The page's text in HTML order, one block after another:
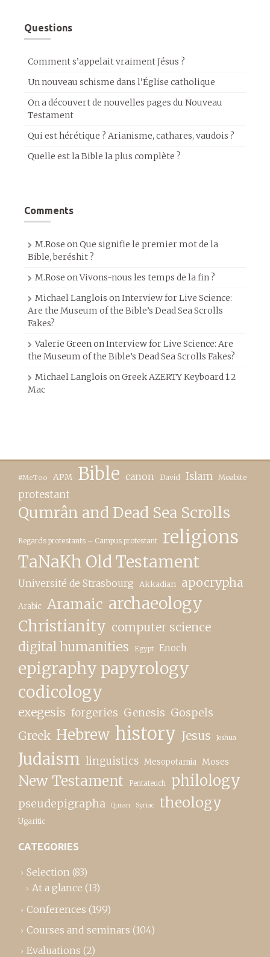
Questions
Comment s’appelait vraiment Jésus ?
Un nouveau schisme dans l’Église catholique
On a découvert de nouvelles pages du Nouveau
Testament
Qui est hérétique ? Arianisme, cathares, vaudois ?
Quelle est la Bible la plus complète ?
Comments
M.Rose onQue signifie le premier mot de la
Bible, beréshit ?
M.Rose onVivons-nous les temps de la fin ?
Michael Langlois onInterview for Live Science:
Are the Museum of the Bible’s Dead Sea Scrolls
Fakes?
Valerie GreenonInterview for Live Science: Are
the Museum of the Bible’s Dead Sea Scrolls Fakes?
Michael Langlois onGreek AZERTY Keyboard 1.2
Mac
#MeToo APM Bible canon David Islam Moabite
protestant
Qumrân and Dead Sea Scrolls
Regards protestants – Campus protestant religions
TaNaKh Old Testament
Université de Strasbourg Akkadian apocrypha
Arabic Aramaic archaeology
Christianity computer science
digital humanities Egypt Enoch
epigraphy papyrology
codicology
exegesis forgeries Genesis Gospels
Greek Hebrew history Jesus Joshua
Judaism linguistics Mesopotamia Moses
New Testament Pentateuch philology
pseudepigrapha Quran Syriac theology
Ugaritic
CATEGORIES
Selection (83)
At a glance (13)
Conferences (199)
Courses and seminars (104)
Evaluations (2)